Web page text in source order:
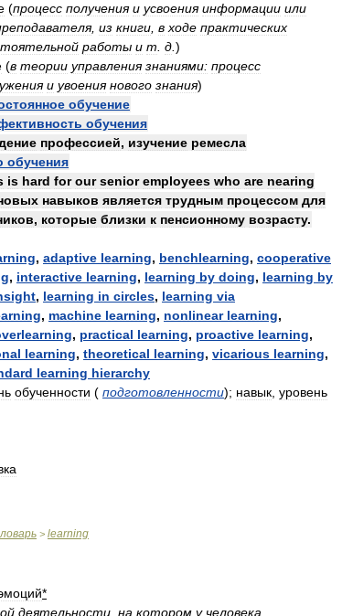
(процесс получения и усвоения информации или
, из книги в ходе практических
работы и т д )
(в теории управления знаниями: процесс
и увоения нового знания)
обучение
обучения
профессией, изучение ремесла
обучения
is hard for our senior employees who are nearing
навыков является трудным процессом для
, которые близки к пенсионному возрасту.
, adaptive learning, benchlearning, cooperative
, interactive learning, learning by doing, learning by
, learning in circles, learning via
, machine learning, nonlinear learning,
, practical learning, proactive learning,
learning, theoretical learning, vicarious learning,
learning hierarchy
обученности ( подготовленности); навык уровень
> learning
*
деятельности на котором у человека